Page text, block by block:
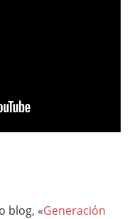
blog, «Generación